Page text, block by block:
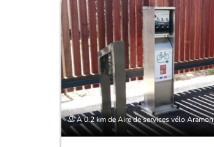
À 0.2 km de Aire de services vélo Aramon